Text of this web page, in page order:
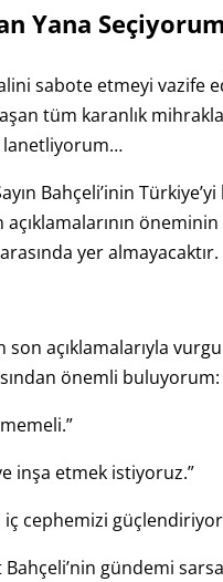
Yana
sabote etmeyi vazife
tüm karanlık
lanetliyorum…
Bahçeli’inin
yer almayacaktır.
son açıklamalarıyla
önemli buluyorum:
inşa etmek istiyoruz.”
iç cephemizi
gündemi